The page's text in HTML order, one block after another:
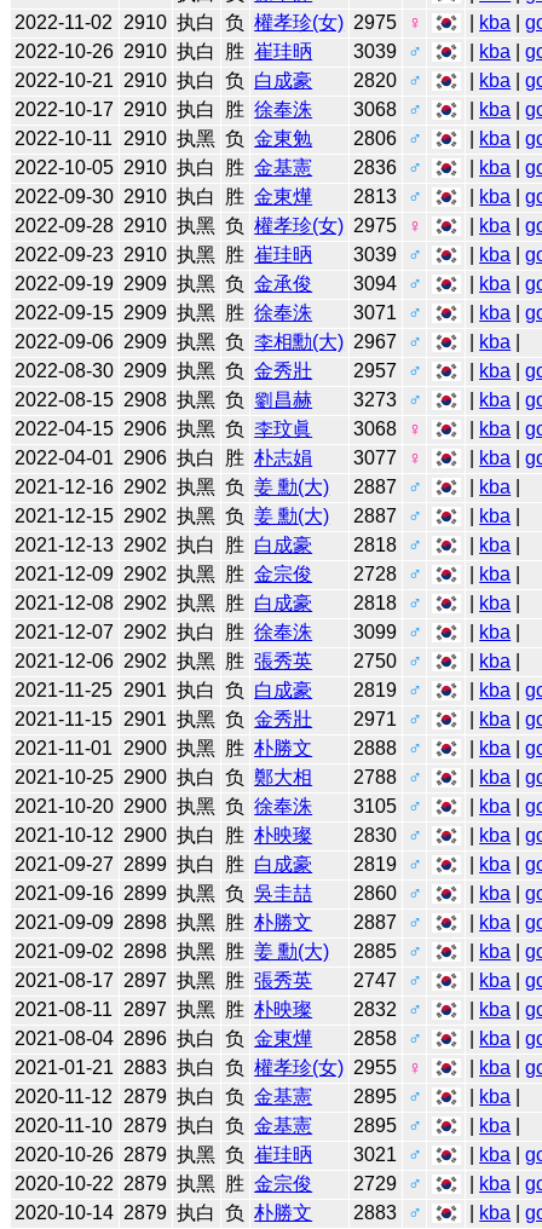
2022-11-02
2910 执白 负 權孝珍(女) 2975 ♀ kba |
2022-10-26 2910 执白 胜 崔珪昞 3039 ♂ kba |
2022-10-21 2910 执白 负 白成豪 2820 ♂ kba |
2022-10-17 2910 执白 胜 徐奉洙 3068 ♂ kba |
2022-10-11
2910 执黑 负 金東勉 2806 ♂ kba |
2022-10-05 2910 执白 胜 金基憲 2836 ♂ kba |
2022-09-30 2910 执白 胜 金東燁 2813 ♂ kba |
2022-09-28 2910 执黑 负 權孝珍(女) 2975 ♀ kba |
2022-09-23 2910 执黑 胜 崔珪昞 3039 ♂ kba |
2022-09-19 2909 执黑 负 金承俊 3094 ♂ kba |
2022-09-15 2909 执黑 胜 徐奉洙 3071 ♂ kba |
2022-09-06 2909 执黑 负 李相勳(大) 2967 ♂ kba
2022-08-30 2909 执黑 负 金秀壯 2957 ♂ kba |
2022-08-15 2908 执黑 负 劉昌赫 3273 ♂ kba |
2022-04-15 2906 执黑 负 李玟眞 3068 ♀ kba |
2022-04-01 2906 执白 胜 朴志娟 3077 ♀ kba |
2021-12-16 2902 执黑 负 姜 勳(大) 2887 ♂ kba
2021-12-15 2902 执黑 负 姜 勳(大) 2887 ♂ kba
2021-12-13 2902 执白 胜 白成豪 2818 ♂ kba
2021-12-09 2902 执黑 胜 金宗俊 2728 ♂ kba
2021-12-08 2902 执黑 胜 白成豪 2818 ♂ kba
2021-12-07 2902 执白 胜 徐奉洙 3099 ♂ kba
2021-12-06 2902 执黑 胜 張秀英 2750 ♂ kba
2021-11-25 2901 执白 负 白成豪 2819 ♂ kba |
2021-11-15 2901 执黑 负 金秀壯 2971 ♂ kba |
2021-11-01
2900 执黑 胜 朴勝文 2888 ♂ kba |
2021-10-25 2900 执白 负 鄭大相 2788 ♂ kba |
2021-10-20 2900 执黑 负 徐奉洙 3105 ♂ kba |
2021-10-12 2900 执白 胜 朴映璨 2830 ♂ kba |
2021-09-27 2899 执白 胜 白成豪 2819 ♂ kba |
2021-09-16 2899 执黑 负 吳圭喆 2860 ♂ kba |
2021-09-09 2898 执黑 胜 朴勝文 2887 ♂ kba |
2021-09-02 2898 执黑 胜 姜 勳(大) 2885 ♂ kba |
2021-08-17 2897 执黑 胜 張秀英 2747 ♂ kba |
2021-08-11
2897 执黑 胜 朴映璨 2832 ♂ kba |
2021-08-04 2896 执白 负 金東燁 2858 ♂ kba |
2021-01-21 2883 执白 负 權孝珍(女) 2955 ♀ kba |
2020-11-12
2879 执白 负 金基憲 2895 ♂ kba
2020-11-10 2879 执白 负 金基憲 2895 ♂ kba
2020-10-26 2879 执黑 负 崔珪昞 3021 ♂ kba |
2020-10-22 2879 执黑 胜 金宗俊 2729 ♂ kba |
2020-10-14 2879 执白 负 朴勝文 2883 ♂ kba |